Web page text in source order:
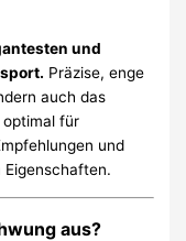
und
Präzise, enge
auch das
optimal für
und
aus?